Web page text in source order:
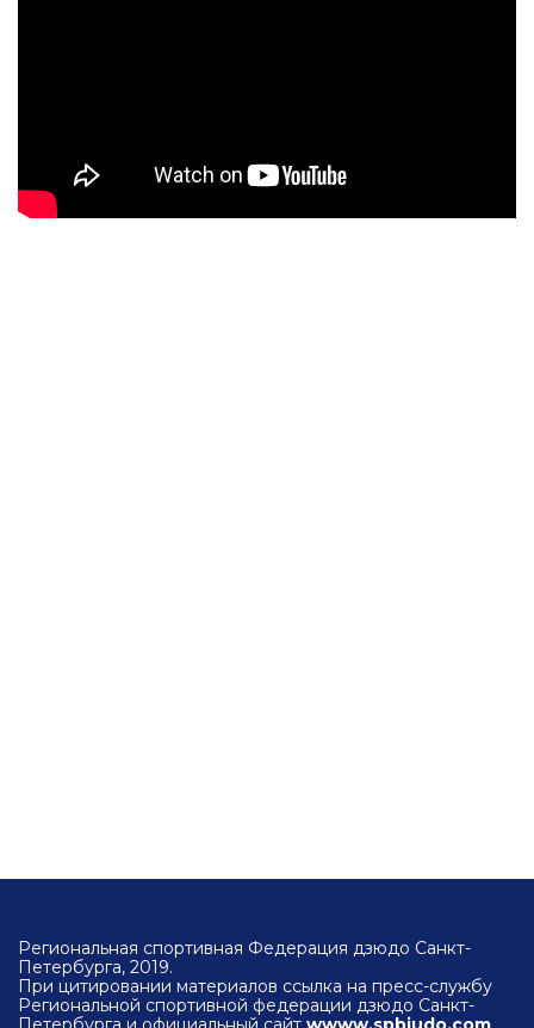
Региональная спортивная Федерация дзюдо Санкт-
Петербурга, 2019.
При цитировании материалов ссылка на пресс-службу
Региональной спортивной федерации дзюдо Санкт-